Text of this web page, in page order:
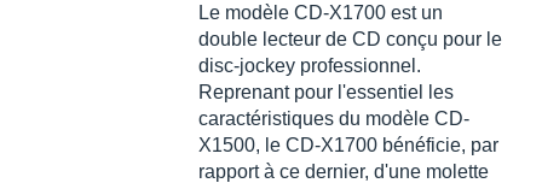
Le modèle CD-X1700 est un
double lecteur de CD conçu pour le
disc-jockey professionnel.
Reprenant pour l'essentiel les
caractéristiques du modèle CD-
X1500, le CD-X1700 bénéficie, par
rapport à ce dernier, d'une molette